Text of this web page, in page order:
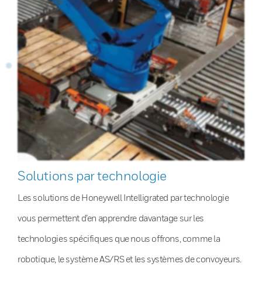
Solutions par technologie
Les solutions de Honeywell Intelligrated par technologie
vous permettent d’en apprendre davantage sur les
technologies spécifiques que nous offrons, comme la
robotique, le système AS/RS et les systèmes de convoyeurs.